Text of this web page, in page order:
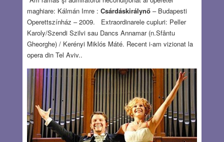
maghiare: Kálmán Imre : Csárdáskirálynő – Budapesti
Operettszínház – 2009. Extraordinarele cupluri: Peller
Karoly/Szendi Szilvi sau Dancs Annamar (n.Sfântu
Gheorghe) / Kerényi Miklós Máté. Recent i-am vizionat la
opera din Tel Aviv..